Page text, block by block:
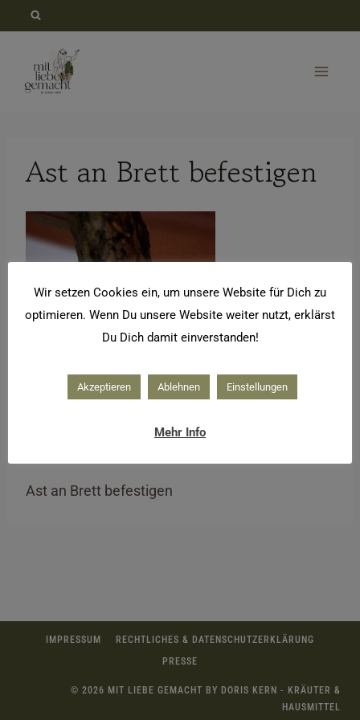
springen
Ast an Brett befestigen
Ast an Brett befestigen
IMPRESSUM
RECHTLICHES & DATENSCHUTZERKLÄRUNG
PRESSE
© 2026 MIT LIEBE GEMACHT BY DORIS KERN - KRÄUTER &
HAUSMITTEL
Wir setzen Cookies ein, um unsere Website für Dich zu
optimieren. Wenn Du unsere Website weiter nutzt, erklärst
Du Dich damit einverstanden!
Akzeptieren Ablehnen Einstellungen
Mehr Info